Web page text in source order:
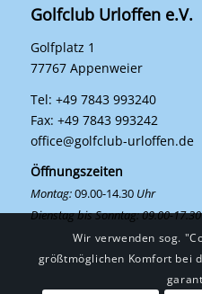
Golfclub Urloffen e.V.
Golfplatz 1
77767 Appenweier
Tel: +49 7843 993240
Fax: +49 7843 993242
office@golfclub-urloffen.de
Öffnungszeiten
Montag:09.00-14.30 Uhr
Dienstag bis Sonntag: 09.00-
Wir verwenden sog.
größtmöglichen Komfort bei